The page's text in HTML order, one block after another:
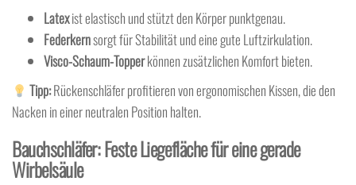
Latexist elastisch und stützt den Körper punktgenau.
Federkernsorgt für Stabilität und eine gute Luftzirkulation.
Visco-Schaum-Topperkönnen zusätzlichen Komfort bieten.
Tipp:Rückenschläfer profitieren von ergonomischen Kissen, die den
Nacken in einer neutralen Position halten.
Bauchschläfer: Feste Liegefläche für eine gerade
Wirbelsäule